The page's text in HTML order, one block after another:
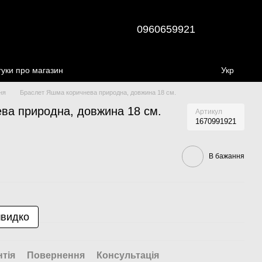
0960659921
про магазин Укр
Браслет Яшма коричнева природна, довжина 18 см.
природна, довжина 18 см. Артикул
1670991921
В бажання
Повернення
Консультація